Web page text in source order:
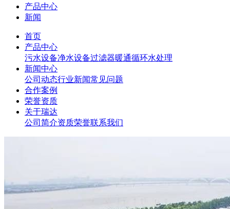
产品中心
新闻
首页
产品中心
污水设备净水设备过滤器暖通循环水处理
新闻中心
公司动态行业新闻常见问题
合作案例
荣誉资质
关于瑞达
公司简介资质荣誉联系我们